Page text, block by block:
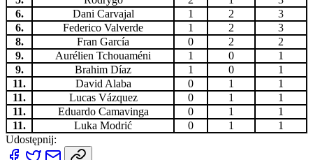
6.
Dani Carvajal 1 2
3
6.
Federico Valverde 1 2
3
8.
Fran García 0 2
2
9.
Aurélien Tchouaméni 1 0
1
9.
Brahim Díaz 1 0
1
11.
David Alaba 0 1
1
11.
Lucas Vázquez 0 1
1
11.
Eduardo Camavinga 0 1
1
11.
Luka Modrić 0 1
1
Udostępnij: